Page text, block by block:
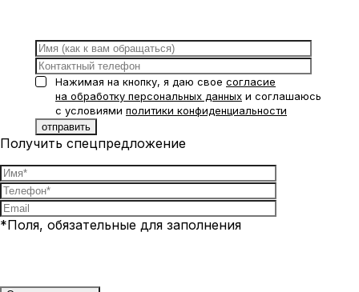
Нажимая на кнопку, я даю свое согласие
на обработку персональных данных и соглашаюсь
с условиями политики конфиденциальности
Получить спецпредложение
*Поля, обязательные для заполнения